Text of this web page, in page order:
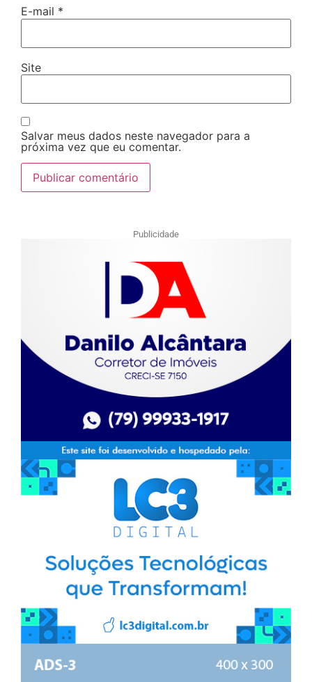
E-mail *
Site
Salvar meus dados neste navegador para a
próxima vez que eu comentar.
Publicidade